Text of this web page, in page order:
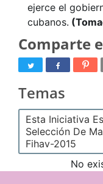
ejerce el
cubanos.
Comparte
Temas
Esta Iniciativa
Selección De
Fihav-2015
No